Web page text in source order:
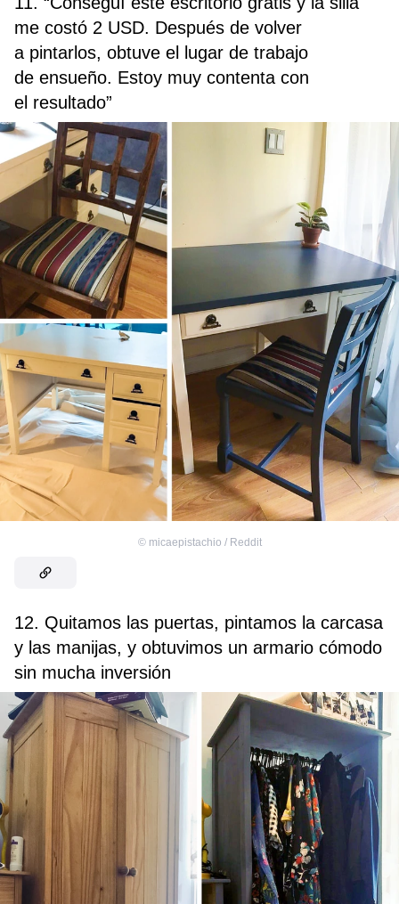
me costó 2 USD. Después de volver
a pintarlos, obtuve el lugar de trabajo
de ensueño. Estoy muy contenta con
el resultado”
© micaepistachio / Reddit
12. Quitamos las puertas, pintamos la carcasa
y las manijas, y obtuvimos un armario cómodo
sin mucha inversión